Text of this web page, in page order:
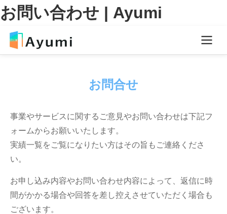
お問い合わせ | Ayumi
お問合せ
事業やサービスに関するご意見やお問い合わせは下記フ
ォームからお願いいたします。
実績一覧をご覧になりたい方はその旨もご連絡くださ
い。
お申し込み内容やお問い合わせ内容によって、返信に時
間がかかる場合や回答を差し控えさせていただく場合も
ございます。